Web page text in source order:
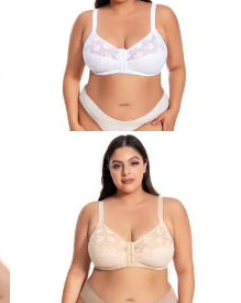
weist
mehrere
Varianten
auf.
Die
Optionen
können
auf
der
Produktseite
gewählt